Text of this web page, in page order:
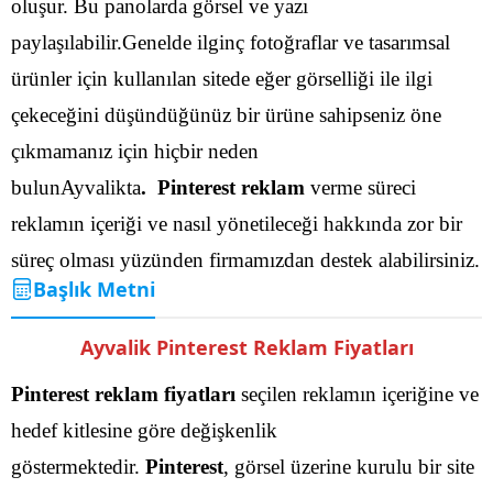
oluşur. Bu panolarda görsel ve yazı
paylaşılabilir.Genelde ilginç fotoğraflar ve tasarımsal
ürünler için kullanılan sitede eğer görselliği ile ilgi
çekeceğini düşündüğünüz bir ürüne sahipseniz öne
çıkmamanız için hiçbir neden
bulunAyvalikta. Pinterest reklam verme süreci
reklamın içeriği ve nasıl yönetileceği hakkında zor bir
süreç olması yüzünden firmamızdan destek alabilirsiniz.
Başlık Metni
Ayvalik Pinterest Reklam Fiyatları
Pinterest reklam fiyatları seçilen reklamın içeriğine ve
hedef kitlesine göre değişkenlik
göstermektedir. Pinterest, görsel üzerine kurulu bir site